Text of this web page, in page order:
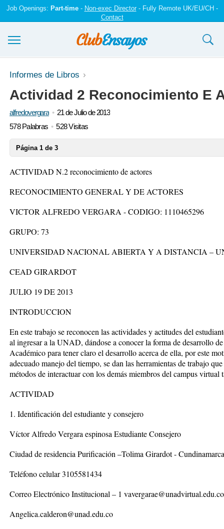
Job Openings: Part-time- Non-exec Director- Fully Remote UK/EU/CH -
Contact
Ensayos y trabajos
Registrarse
Iniciar sesión
Informes de Libros
Actividad 2 Reconocimiento E
alfredovergara
21 de Julio de 2013
578 Palabras
528 Visitas
Página 1 de 3
ACTIVIDAD N.2 reconocimiento de actores
RECONOCIMIENTO GENERAL Y DE ACTORES
VICTOR ALFREDO VERGARA - CODIGO: 1110465296
GRUPO: 73
UNIVERSIDAD NACIONAL ABIERTA Y A DISTANCIA –
CEAD GIRARDOT
JULIO 19 DE 2013
INTRODUCCION
En este trabajo se reconocen las actividades y actitudes del
al ingresar a la UNAD, dándose a conocer la forma de desarrollo
Académico para tener claro el desarrollo acerca de ella, por este
adecuado manejo del tiempo, se dan las herramientas de trabajo
métodos de interactuar con los demás miembros del campus
ACTIVIDAD
1. Identificación del estudiante y consejero
Víctor Alfredo Vergara espinosa Estudiante Consejero
Ciudad de residencia Purificación –Tolima Girardot - Cundinamarca
Teléfono celular 3105581434
Correo Electrónico Institucional – 1 vavergarae@unadvirtual.edu.co
Angelica.calderon@unad.edu.co